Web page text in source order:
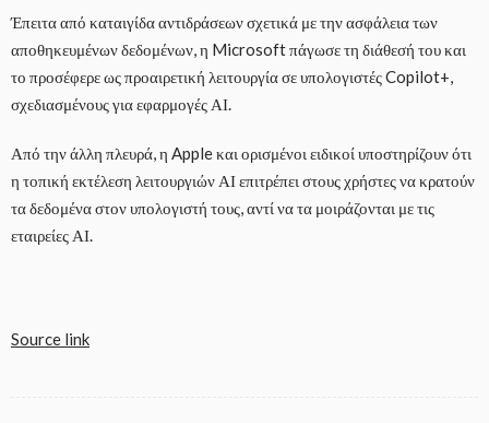
Έπειτα από καταιγίδα αντιδράσεων σχετικά με την ασφάλεια των
αποθηκευμένων δεδομένων, η Microsoft πάγωσε τη διάθεσή του και
το προσέφερε ως προαιρετική λειτουργία σε υπολογιστές Copilot+,
σχεδιασμένους για εφαρμογές ΑΙ.
Από την άλλη πλευρά, η Apple και ορισμένοι ειδικοί υποστηρίζουν ότι
η τοπική εκτέλεση λειτουργιών ΑΙ επιτρέπει στους χρήστες να κρατούν
τα δεδομένα στον υπολογιστή τους, αντί να τα μοιράζονται με τις
εταιρείες ΑΙ.
Source link